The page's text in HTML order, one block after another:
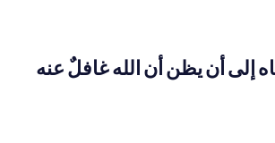
إلى أن يظن أن الله غافلٌ عنه